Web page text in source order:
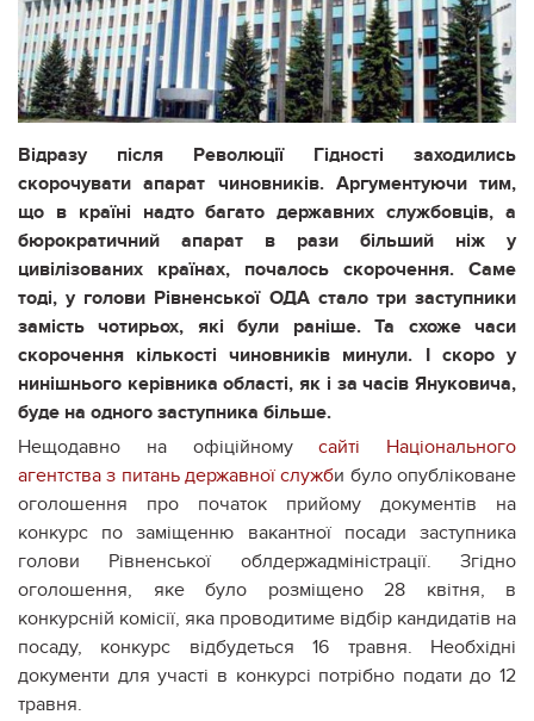
Відразу після Революції Гідності заходились
скорочувати апарат чиновників. Аргументуючи тим,
що в країні надто багато державних службовців, а
бюрократичний апарат в рази більший ніж у
цивілізованих країнах, почалось скорочення. Саме
тоді, у голови Рівненської ОДА стало три заступники
замість чотирьох, які були раніше. Та схоже часи
скорочення кількості чиновників минули. І скоро у
нинішнього керівника області, як і за часів Януковича,
буде на одного заступника більше.
Нещодавно на офіційномусайті Національного
агентства з питань державної служби було опубліковане
оголошення про початок прийому документів на
конкурс по заміщенню вакантної посади заступника
голови Рівненської облдержадміністрації. Згідно
оголошення, яке було розміщено 28 квітня, в
конкурсній комісії, яка проводитиме відбір кандидатів на
посаду, конкурс відбудеться 16 травня. Необхідні
документи для участі в конкурсі потрібно подати до 12
травня.